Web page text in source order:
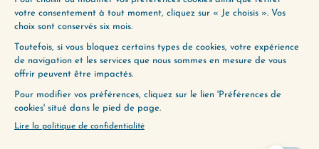
Dans ce nouvel épisode de Change ma vie, je
vous propose un outil simple et puissant qui
permet d’analyser toutes les situations pour
mieux… Lire plus